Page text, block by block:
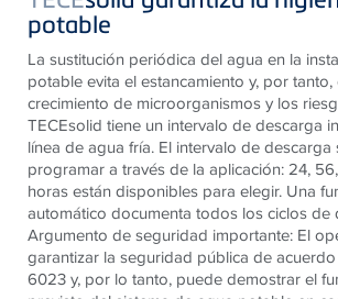
potable
La sustitución periódica del agua en la
potable evita el estancamiento y, por tanto,
crecimiento de microorganismos y los
TECEsolid tiene un intervalo de descarga
línea de agua fría. El intervalo de descarga
programar a través de la aplicación: 24,
horas están disponibles para elegir. Una
automático documenta todos los ciclos de
Argumento de seguridad importante: El
garantizar la seguridad pública de
6023 y, por lo tanto, puede demostrar el